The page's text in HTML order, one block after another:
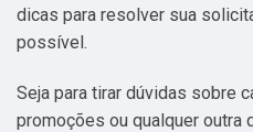
dicas para resolver sua
possível.
Seja para tirar dúvidas sobre
promoções ou qualquer outra